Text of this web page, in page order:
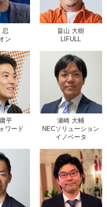
忍
ン
畠山 大樹
LIFULL
平
ワード
瀬崎 大輔
NECソリューション
イノベータ